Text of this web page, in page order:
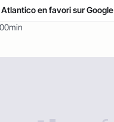
en favori sur Google